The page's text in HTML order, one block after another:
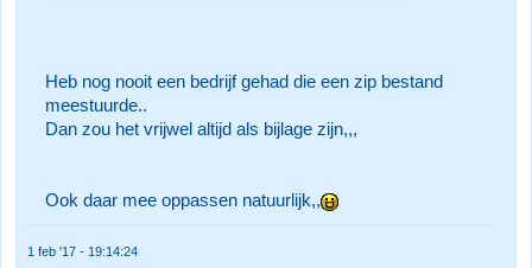
Heb nog nooit een bedrijf gehad die een zip bestand
meestuurde..
Dan zou het vrijwel altijd als bijlage zijn,,,
Ook daar mee oppassen natuurlijk,,
1 feb '17 - 19:14:24